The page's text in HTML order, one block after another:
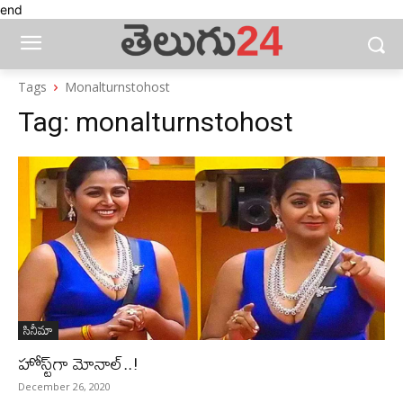
end
Tags Monalturnstohost
Tag: monalturnstohost
సినీమా
హోస్ట్‌గా మోనాల్‌..!
December 26, 2020